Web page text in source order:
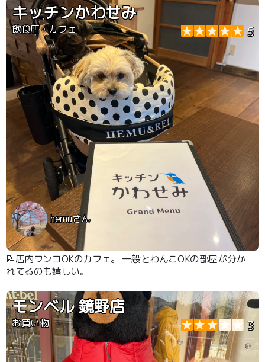
キッチンかわせみ
飲食店・カフェ 5
hemuさん
📝店内ワンコOKのカフェ。 一般とわんこOKの部屋が分か
れてるのも嬉しい。
モンベル 鏡野店
お買い物 3